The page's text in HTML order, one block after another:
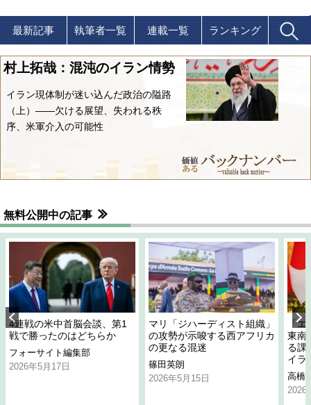
最新記事 執筆者一覧 連載一覧 ランキング
村上拓哉：混沌のイラン情勢
イラン現体制が迷い込んだ政治の隘路
（上）――欠ける展望、失われる秩
序、米軍介入の可能性
無料公開中の記事
4連戦の米中首脳会談、第1
戦で勝ったのはどちらか
フォーサイト編集部
2026年5月17日
マリ「ジハーディスト組織」
の攻勢が示唆する西アフリカ
の更なる混迷
篠田英朗
2026年5月15日
「
東南
る課
イラ
高橋
2026